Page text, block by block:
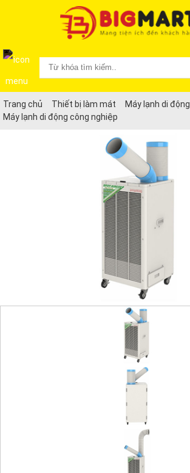
Trang chủ Thiết bị làm mát
Máy lạnh di động
Máy lạnh di động công nghiệp